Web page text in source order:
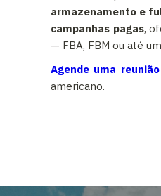
armazenamento e
campanhas pagas,
— FBA, FBM ou até
Agende uma
americano.